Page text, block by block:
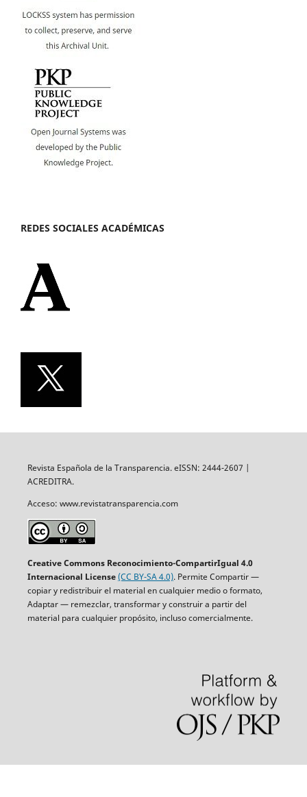
REDES SOCIALES ACADÉMICAS
Revista Española de la Transparencia. eISSN: 2444-2607 |
ACREDITRA.
Acceso: www.revistatransparencia.com
Creative Commons Reconocimiento-CompartirIgual 4.0
Internacional License(CC BY-SA 4.0). Permite Compartir —
copiar y redistribuir el material en cualquier medio o formato,
Adaptar — remezclar, transformar y construir a partir del
material para cualquier propósito, incluso comercialmente.